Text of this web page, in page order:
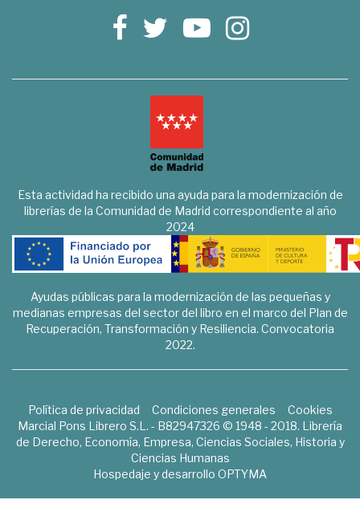
Esta actividad ha recibido una ayuda para la modernización de
librerías de la Comunidad de Madrid correspondiente al año
2024
Ayudas públicas para la modernización de las pequeñas y
medianas empresas del sector del libro en el marco del Plan de
Recuperación, Transformación y Resiliencia. Convocatoria
2022.
Política de privacidad Condiciones generales
Cookies
Marcial Pons Librero S.L. - B82947326 © 1948 - 2018. Librería
de Derecho, Economía, Empresa, Ciencias Sociales, Historia y
Ciencias Humanas
Hospedaje y desarrollo OPTYMA